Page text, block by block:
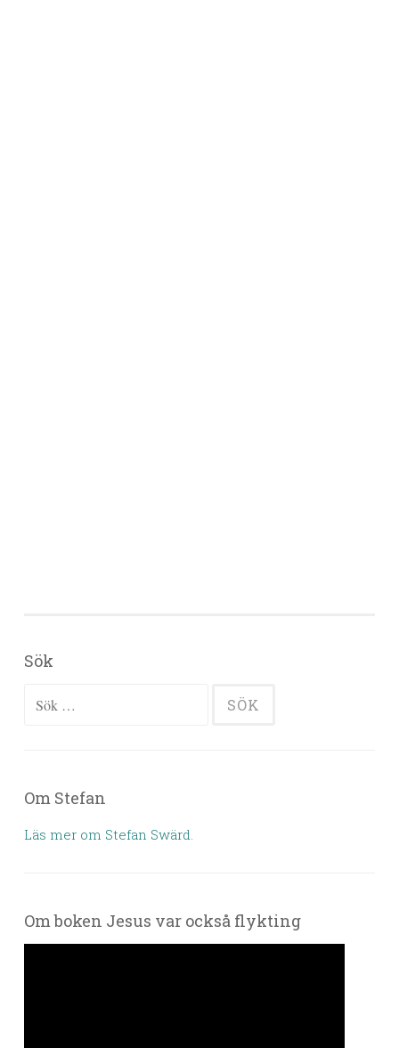
Sök
Sök efter:
Om Stefan
Läs mer om Stefan Swärd.
Om boken Jesus var också flykting